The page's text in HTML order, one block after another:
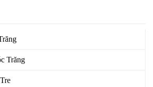
Trăng